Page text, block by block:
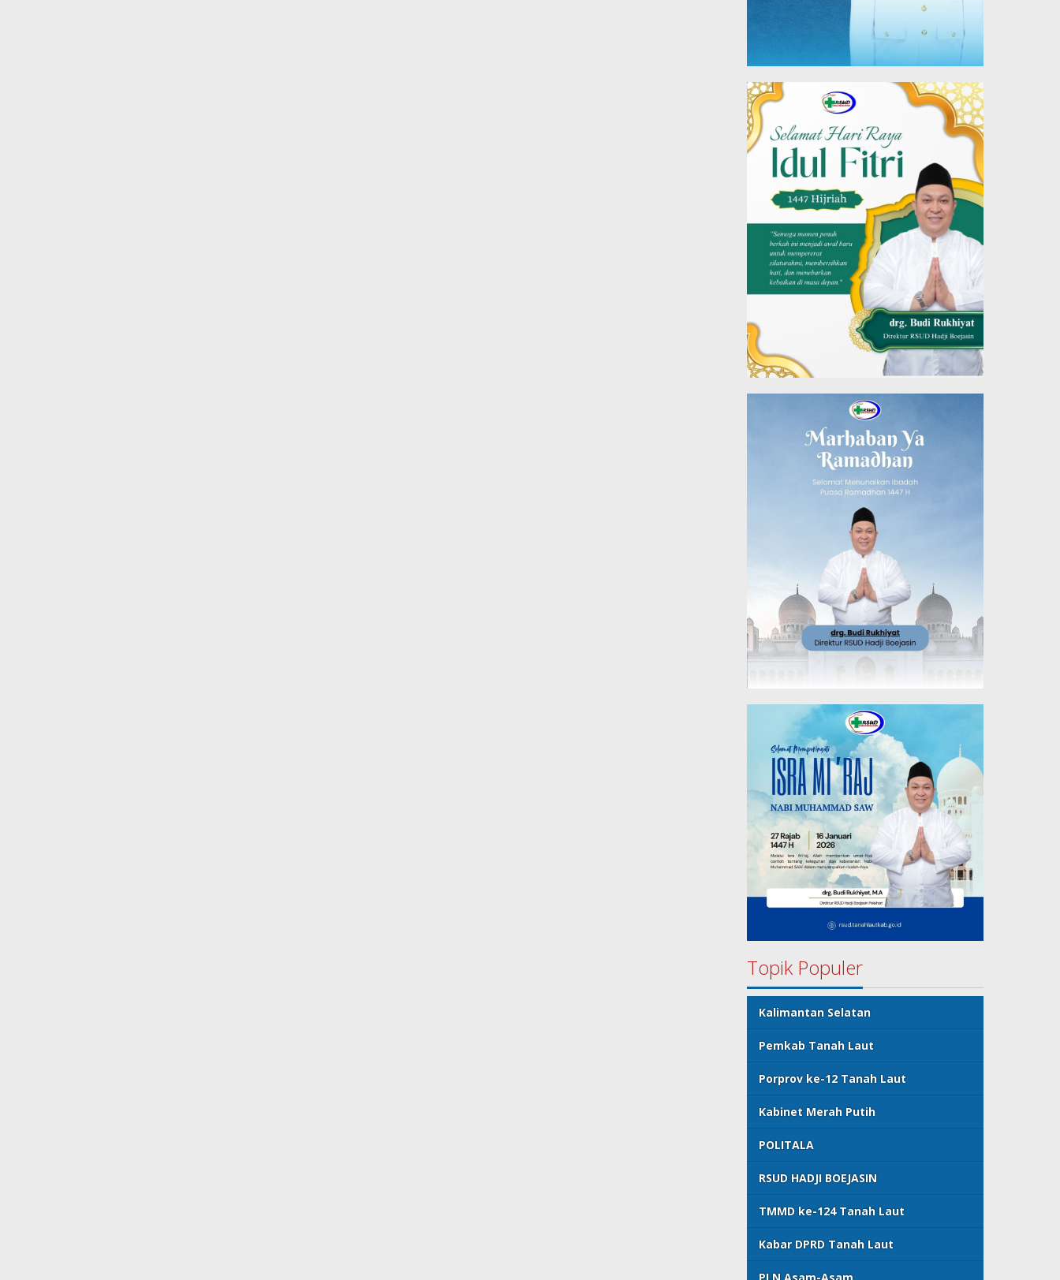
Topik Populer
Kalimantan Selatan
Pemkab Tanah Laut
Porprov ke-12 Tanah Laut
Kabinet Merah Putih
POLITALA
RSUD HADJI BOEJASIN
TMMD ke-124 Tanah Laut
Kabar DPRD Tanah Laut